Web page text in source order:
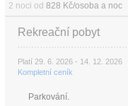
2 noci od 828 Kč/osoba a noc
Rekreační pobyt
Platí 29. 6. 2026 - 14. 12. 2026
Kompletní ceník
Parkování.